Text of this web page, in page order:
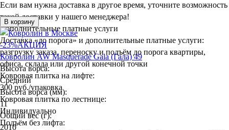
Если вам нужна доставка в другое время, уточните возможность
такой доставки у нашего менеджера!
Дополнительные платные услуги
Доставка «до порога» и дополнительные платные услуги:
разгрузку заказа, переноску и подъём до порога квартиры,
офиса, склада или другой конечной точки
Ковровая плитка на лифте:
300 руб./упаковка
Ковровая плитка по лестнице:
Индивидуально
Подъём без лифта:
В корзину
-23%АКЦИЯ
Ковролин AW Masquerade Gala (Гала) 49
Высота ворса:
Средний
Высота ворса (мм):
11
Общий вес (г):
2010